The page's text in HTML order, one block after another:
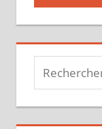
Recherche
pour :